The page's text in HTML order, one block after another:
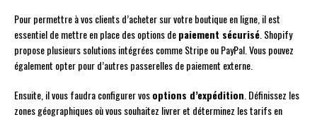
Pour permettre à vos clients d’acheter sur votre boutique en ligne, il est
essentiel de mettre en place des options depaiement sécurisé . Shopify
propose plusieurs solutions intégrées comme Stripe ou PayPal. Vous pouvez
également opter pour d’autres passerelles de paiement externe.
Ensuite, il vous faudra configurer vosoptions d’expédition . Définissez les
zones géographiques où vous souhaitez livrer et déterminez les tarifs en